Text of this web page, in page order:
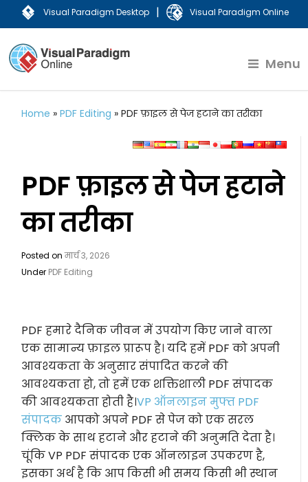
Visual Paradigm Desktop | Visual Paradigm Online
Menu
Home »PDF Editing »PDF फ़ाइल से पेज हटाने का तरीका
PDF फ़ाइल से पेज हटाने
का तरीका
Posted onमार्च 3, 2026
Under PDF Editing
PDF हमारे दैनिक जीवन में उपयोग किए जाने वाला
एक सामान्य फ़ाइल प्रारूप है। यदि हमें PDF को अपनी
आवश्यकता के अनुसार संपादित करने की
आवश्यकता हो, तो हमें एक शक्तिशाली PDF संपादक
की आवश्यकता होती है।VP ऑनलाइन मुफ्त PDF
संपादक आपको अपने PDF से पेज को एक सरल
क्लिक के साथ हटाने और हटाने की अनुमति देता है।
चूंकि VP PDF संपादक एक ऑनलाइन उपकरण है,
इसका अर्थ है कि आप किसी भी समय किसी भी स्थान